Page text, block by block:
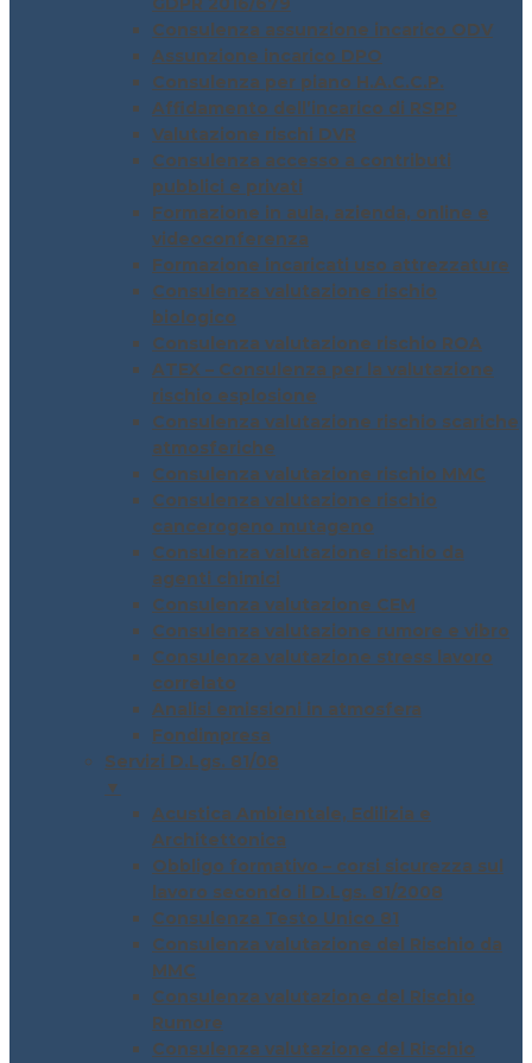
Consulenza assunzione incarico ODV
Assunzione incarico DPO
Consulenza per piano H.A.C.C.P.
Affidamento dell’incarico di RSPP
Valutazione rischi DVR
Consulenza accesso a contributi
pubblici e privati
Formazione in aula, azienda, online e
videoconferenza
Formazione incaricati uso attrezzature
Consulenza valutazione rischio
biologico
Consulenza valutazione rischio ROA
ATEX – Consulenza per la valutazione
rischio esplosione
Consulenza valutazione rischio scariche
atmosferiche
Consulenza valutazione rischio MMC
Consulenza valutazione rischio
cancerogeno mutageno
Consulenza valutazione rischio da
agenti chimici
Consulenza valutazione CEM
Consulenza valutazione rumore e vibro
Consulenza valutazione stress lavoro
correlato
Analisi emissioni in atmosfera
Fondimpresa
Servizi D.Lgs. 81/08
▼
Acustica Ambientale, Edilizia e
Architettonica
Obbligo formativo – corsi sicurezza sul
lavoro secondo il D.Lgs. 81/2008
Consulenza Testo Unico 81
Consulenza valutazione del Rischio da
MMC
Consulenza valutazione del Rischio
Rumore
Consulenza valutazione del Rischio